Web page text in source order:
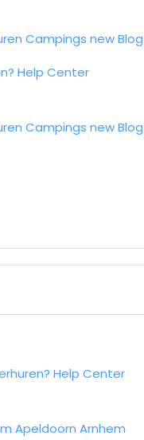
Campings newBlog
Help Center
Campings newBlog
Help Center
Apeldoorn Arnhem